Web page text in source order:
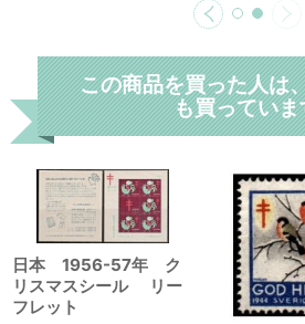
この商品を買った人は
も買っていま
日本 1956-57年 ク
リスマスシール リー
フレット